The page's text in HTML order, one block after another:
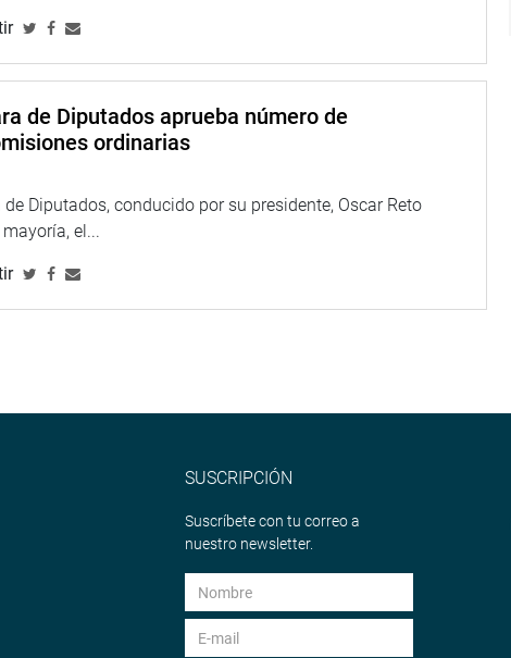
de Diputados aprueba número de
ordinarias
Diputados, conducido por su presidente, Oscar Reto
el...
SUSCRIPCIÓN
Suscríbete con tu correo a
nuestro newsletter.